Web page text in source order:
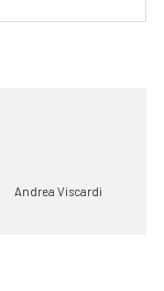
Andrea Viscardi